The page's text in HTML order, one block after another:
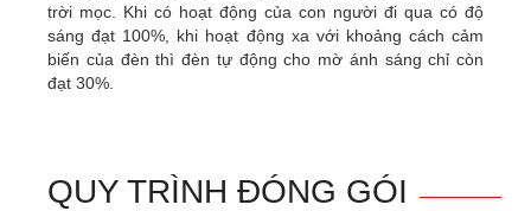
trời mọc. Khi có hoạt động của con người đi qua có độ
sáng đạt 100%, khi hoạt động xa với khoảng cách cảm
biến của đèn thì đèn tự động cho mờ ánh sáng chỉ còn
đạt 30%.
QUY TRÌNH ĐÓNG GÓI